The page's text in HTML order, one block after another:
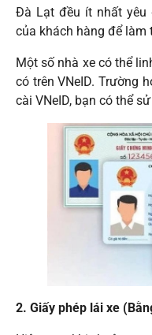
Đà Lạt đều ít nhất yêu
của khách hàng để làm
Một số nhà xe có thể
có trên VNeID. Trường
cài VNeID, bạn có thể
2. Giấy phép lái xe